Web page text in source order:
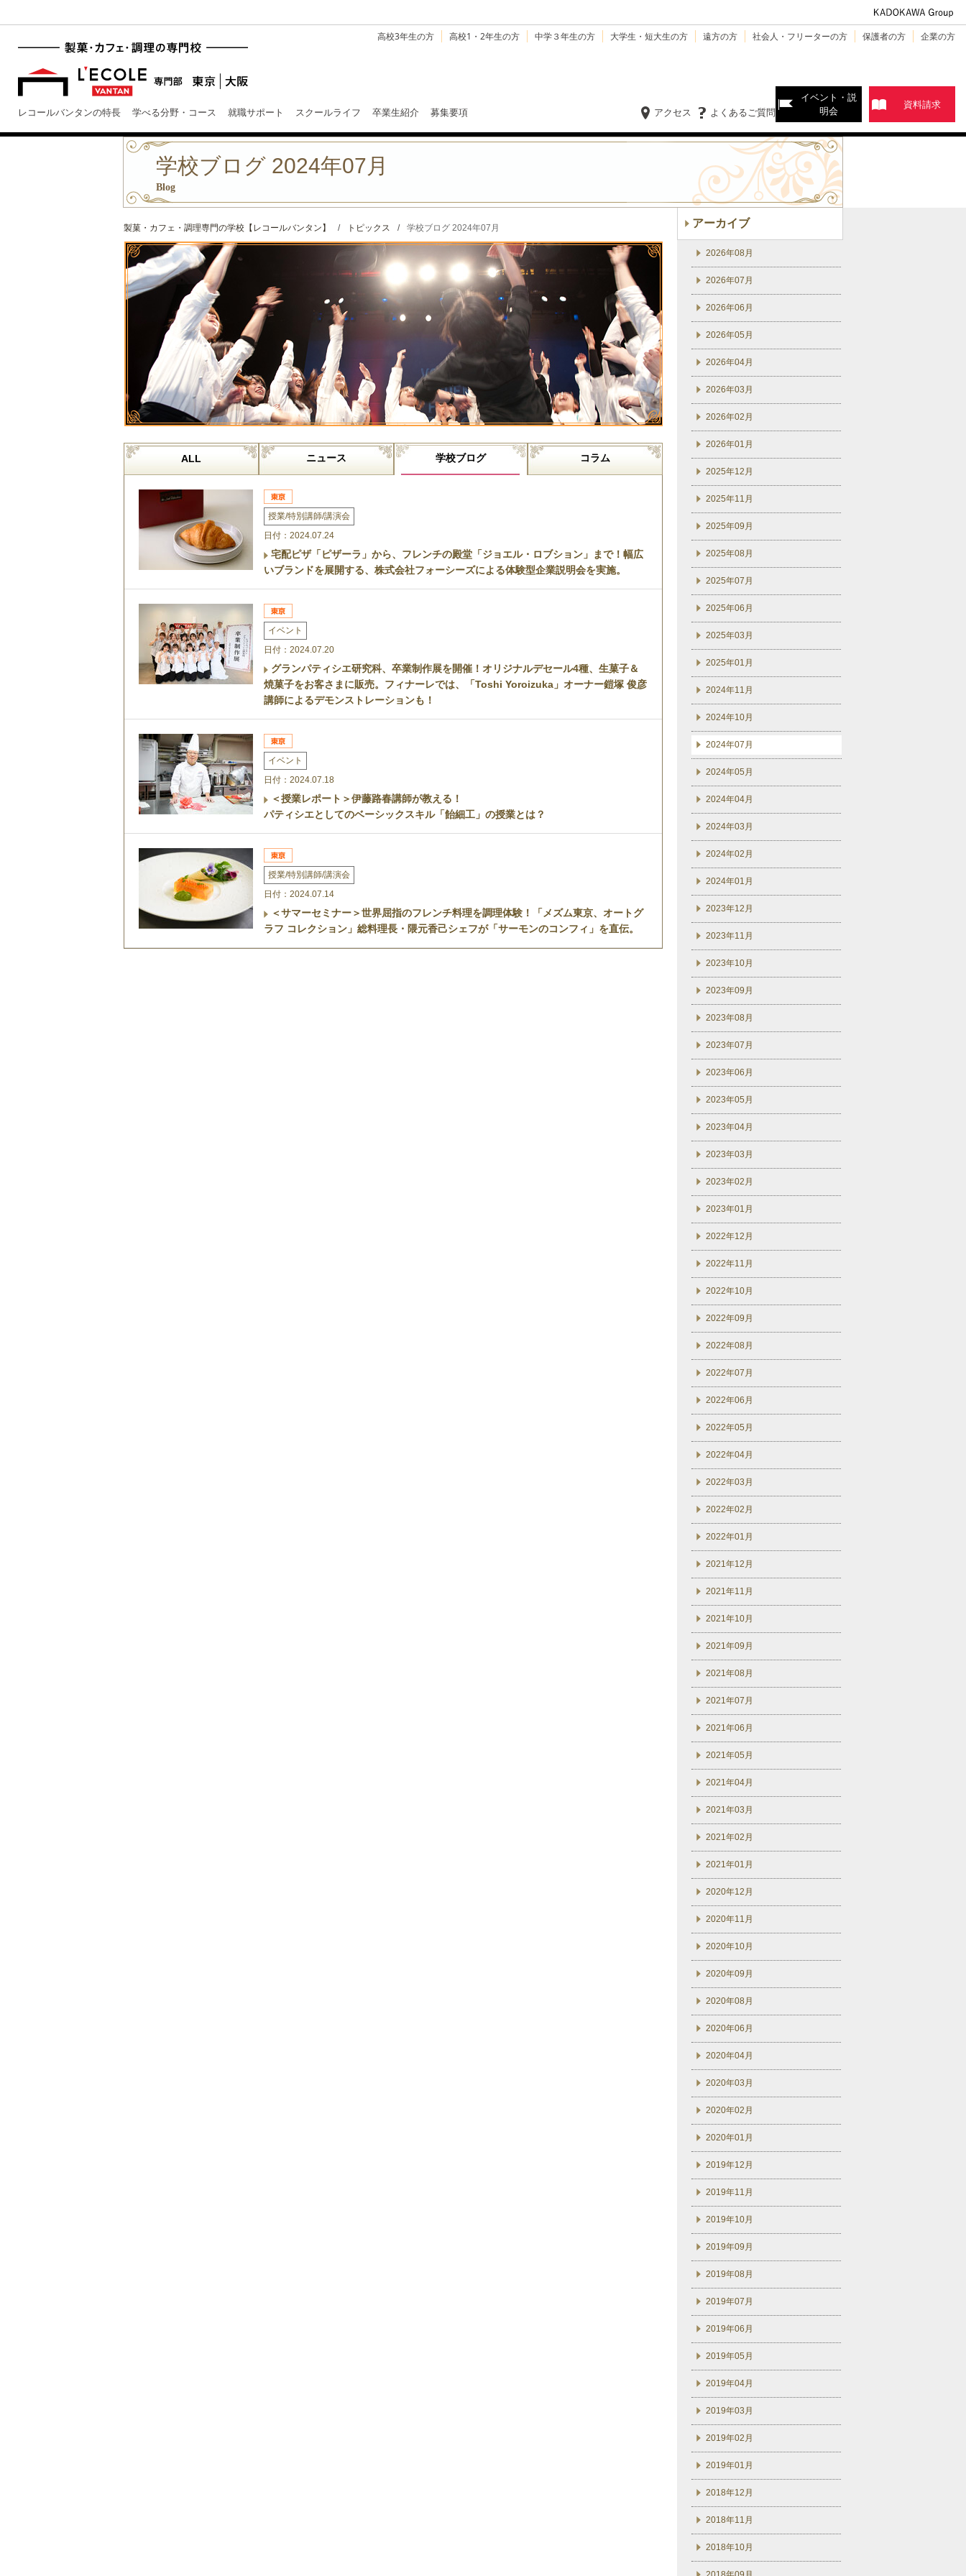
高校3年生の方 高校1・2年生の方 中学３年生の方 大学生・短大生の方 遠方の方 社会人・フリーターの方 保護者の方 企業の方
レコールバンタンの特長 学べる分野・コース 就職サポート スクールライフ 卒業生紹介 募集要項 よくあるご質問
アクセス
イベント・説
明会
資料請求
学校ブログ 2024年07月
Blog
製菓・カフェ・調理専門の学校【レコールバンタン】 / トピックス / 学校ブログ 2024年07月
ALL ニュース 学校ブログ コラム
授業/特別講師/講演会
日付：2024.07.24
宅配ピザ「ピザーラ」から、フレンチの殿堂「ジョエル・ロブション」まで！幅広
いブランドを展開する、株式会社フォーシーズによる体験型企業説明会を実施。
イベント
日付：2024.07.20
グランパティシエ研究科、卒業制作展を開催！オリジナルデセール4種、生菓子＆
焼菓子をお客さまに販売。フィナーレでは、「Toshi Yoroizuka」オーナー鎧塚 俊彦
講師によるデモンストレーションも！
イベント
日付：2024.07.18
＜授業レポート＞伊藤路春講師が教える！
パティシエとしてのベーシックスキル「飴細工」の授業とは？
授業/特別講師/講演会
日付：2024.07.14
＜サマーセミナー＞世界屈指のフレンチ料理を調理体験！「メズム東京、オートグ
ラフ コレクション」総料理長・隈元香己シェフが「サーモンのコンフィ」を直伝。
アーカイブ
2026年08月
2026年07月
2026年06月
2026年05月
2026年04月
2026年03月
2026年02月
2026年01月
2025年12月
2025年11月
2025年09月
2025年08月
2025年07月
2025年06月
2025年03月
2025年01月
2024年11月
2024年10月
2024年07月
2024年05月
2024年04月
2024年03月
2024年02月
2024年01月
2023年12月
2023年11月
2023年10月
2023年09月
2023年08月
2023年07月
2023年06月
2023年05月
2023年04月
2023年03月
2023年02月
2023年01月
2022年12月
2022年11月
2022年10月
2022年09月
2022年08月
2022年07月
2022年06月
2022年05月
2022年04月
2022年03月
2022年02月
2022年01月
2021年12月
2021年11月
2021年10月
2021年09月
2021年08月
2021年07月
2021年06月
2021年05月
2021年04月
2021年03月
2021年02月
2021年01月
2020年12月
2020年11月
2020年10月
2020年09月
2020年08月
2020年06月
2020年04月
2020年03月
2020年02月
2020年01月
2019年12月
2019年11月
2019年10月
2019年09月
2019年08月
2019年07月
2019年06月
2019年05月
2019年04月
2019年03月
2019年02月
2019年01月
2018年12月
2018年11月
2018年10月